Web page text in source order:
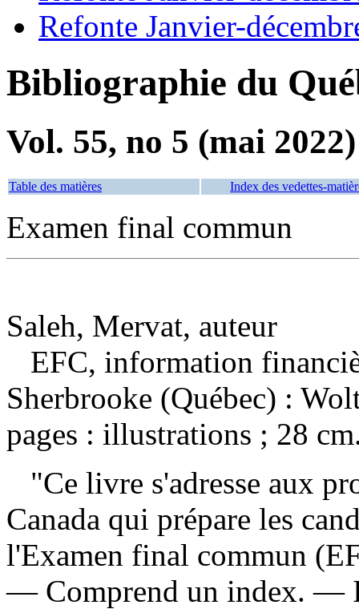
Refonte Janvier-
Bibliographie du
Vol. 55, no 5 (mai 2022)
Table des matières Index des vedettes-
Examen final commun
Saleh, Mervat, auteur
EFC, information
Sherbrooke (Québec) :
pages : illustrations ; 28
"Ce livre s'adresse aux
Canada qui prépare les
l'Examen final commun
— Comprend un index. —